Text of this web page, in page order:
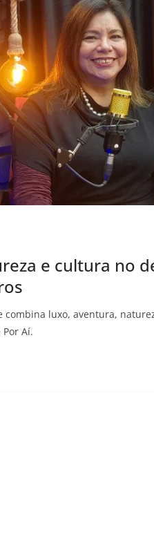
e cultura no
combina luxo, aventura,
Aí.